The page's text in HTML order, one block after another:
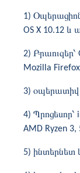
1)
OS X 10.12 և
2) Բրաուզեր՝
Mozilla
3) օպերատիվ
4)
AMD Ryzen
5) ինտերնետ